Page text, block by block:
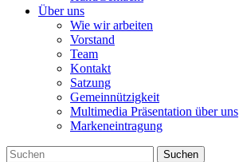
Über uns
Wie wir arbeiten
Vorstand
Team
Kontakt
Satzung
Gemeinnützigkeit
Multimedia Präsentation über uns
Markeneintragung
Suchen